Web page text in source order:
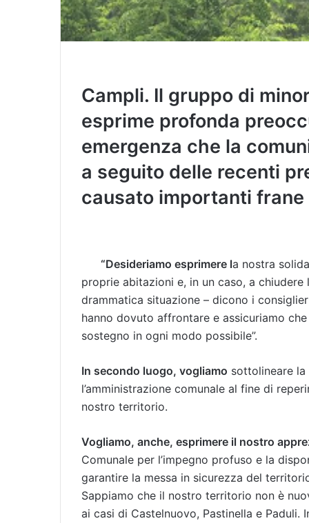
Campli. Il gruppo di
esprime profonda
emergenza che la
a seguito delle recenti
causato importanti
“Desideriamo esprimere la nostra
proprie abitazioni e, in un caso, a
drammatica situazione – dicono i
hanno dovuto affrontare e assicuriamo
sostegno in ogni modo possibile”.
In secondo luogo, vogliamo sottolineare
l’amministrazione comunale al fine di
nostro territorio.
Vogliamo, anche, esprimere il nostro
Comunale per l’impegno profuso e la
garantire la messa in sicurezza del
Sappiamo che il nostro territorio non è
ai casi di Castelnuovo, Pastinella e